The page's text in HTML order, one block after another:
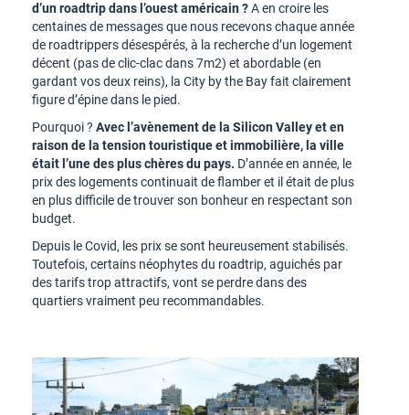
d’un roadtrip dans l’ouest américain ?A en croire les
centaines de messages que nous recevons chaque année
de roadtrippers désespérés, à la recherche d’un logement
décent (pas de clic-clac dans 7m2) et abordable (en
gardant vos deux reins), la City by the Bay fait clairement
figure d’épine dans le pied.
Pourquoi ? Avec l’avènement de la Silicon Valley et en
raison de la tension touristique et immobilière, la ville
était l’une des plus chères du pays. D’année en année, le
prix des logements continuait de flamber et il était de plus
en plus difficile de trouver son bonheur en respectant son
budget.
Depuis le Covid, les prix se sont heureusement stabilisés.
Toutefois, certains néophytes du roadtrip, aguichés par
des tarifs trop attractifs, vont se perdre dans des
quartiers vraiment peu recommandables.